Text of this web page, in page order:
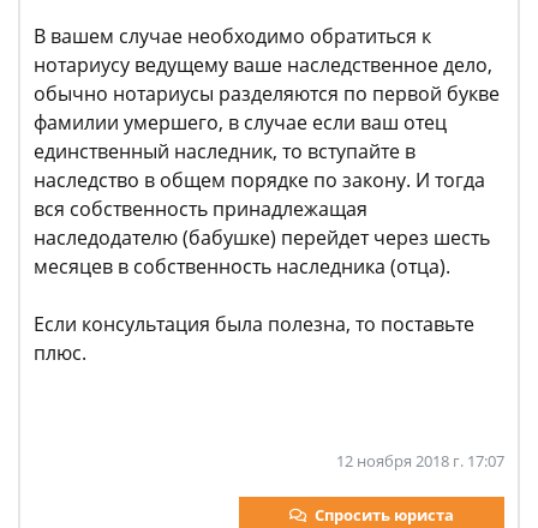
В вашем случае необходимо обратиться к
нотариусу ведущему ваше наследственное дело,
обычно нотариусы разделяются по первой букве
фамилии умершего, в случае если ваш отец
единственный наследник, то вступайте в
наследство в общем порядке по закону. И тогда
вся собственность принадлежащая
наследодателю (бабушке) перейдет через шесть
месяцев в собственность наследника (отца).
Если консультация была полезна, то поставьте
плюс.
12 ноября 2018 г. 17:07
Спросить юриста